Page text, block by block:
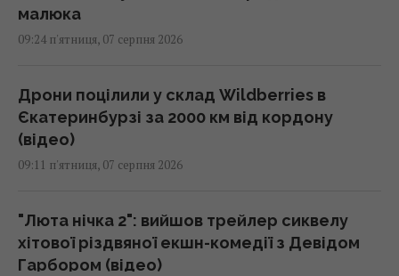
малюка
09:24 п'ятниця, 07 серпня 2026
Дрони поцілили у склад Wildberries в
Єкатеринбурзі за 2000 км від кордону
(відео)
09:11 п'ятниця, 07 серпня 2026
"Люта нічка 2": вийшов трейлер сиквелу
хітової різдвяної екшн-комедії з Девідом
Гарбором (відео)